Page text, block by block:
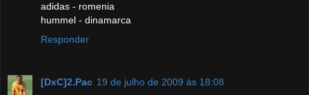
adidas - romenia
hummel - dinamarca
Responder
[DxC]2.Pac 19 de julho de 2009 às 18:08